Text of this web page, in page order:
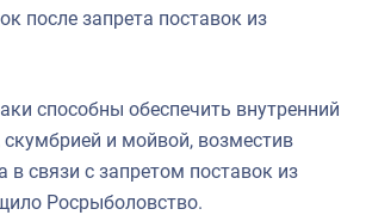
нравственных ценностей
после запрета поставок из
способны обеспечить внутренний
и мойвой, возместив
связи с запретом поставок из
Росрыболовство.